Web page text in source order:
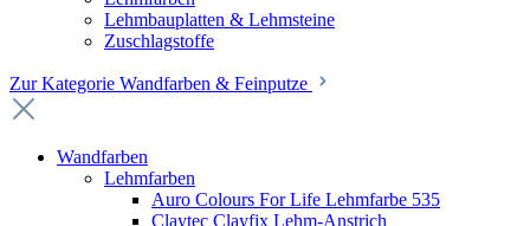
Lehmbauplatten & Lehmsteine
Zuschlagstoffe
Zur Kategorie Wandfarben & Feinputze
Wandfarben
Lehmfarben
Auro Colours For Life Lehmfarbe 535
Claytec Clayfix Lehm-Anstrich